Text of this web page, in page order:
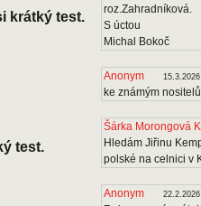
krátký test.
test.
roz.Zahradníková.
S úctou
Michal Bokoč
Anonym
ke známým
Šárka Morongová
Hledám Jiřinu
polské na celnici v
Anonym